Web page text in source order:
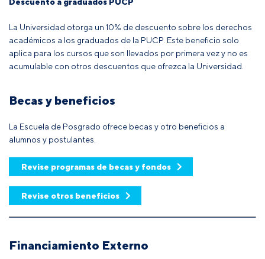
La Universidad otorga un 10% de descuento sobre los derechos
académicos a los graduados de la PUCP. Este beneficio solo
aplica para los cursos que son llevados por primera vez y no es
acumulable con otros descuentos que ofrezca la Universidad.
Becas y beneficios
La Escuela de Posgrado ofrece becas y otro beneficios a
alumnos y postulantes.
Revise programas de becas y fondos
Revise otros beneficios
Financiamiento Externo